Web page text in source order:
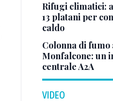
Rifugi climatici:
13 platani per
caldo
Colonna di
Monfalcone: un
centrale A2A
VIDEO